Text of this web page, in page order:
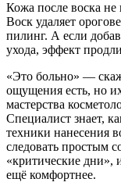
Кожа после воска не
Воск удаляет
пилинг. А если
ухода, эффект
«Это больно» —
ощущения есть, но
мастерства
Специалист знает,
техники нанесения
следовать простым
«критические дни»,
ещё комфортнее.